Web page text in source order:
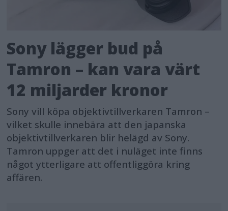
Sony lägger bud på
Tamron – kan vara värt
12 miljarder kronor
Sony vill köpa objektivtillverkaren Tamron –
vilket skulle innebära att den japanska
objektivtillverkaren blir helägd av Sony.
Tamron uppger att det i nuläget inte finns
något ytterligare att offentliggöra kring
affären.